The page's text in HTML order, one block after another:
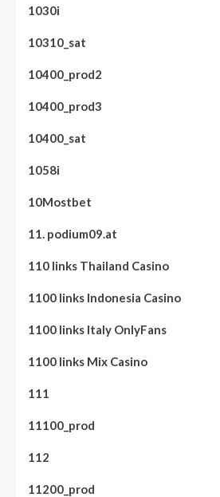
1030i
10310_sat
10400_prod2
10400_prod3
10400_sat
1058i
10Mostbet
11. podium09.at
110 links Thailand Casino
1100 links Indonesia Casino
1100 links Italy OnlyFans
1100 links Mix Casino
111
11100_prod
112
11200_prod